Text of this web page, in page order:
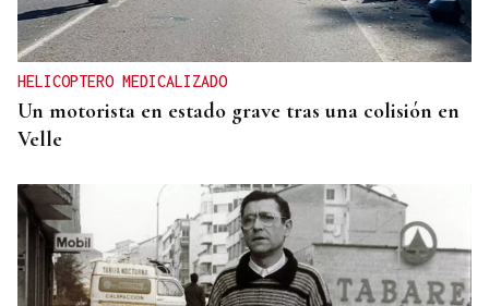
HELICOPTERO MEDICALIZADO
Un motorista en estado grave tras una colisión en
Velle